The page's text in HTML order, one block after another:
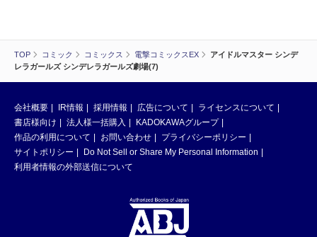
TOP コミック コミックス 電撃コミックスEX
アイドルマスター シンデ
レラガールズ シンデレラガールズ劇場(7)
会社概要 IR情報 採用情報 広告について
ライセンスについて
書店様向け
法人様一括購入
KADOKAWAグループ
作品の利用について
お問い合わせ
プライバシーポリシー
サイトポリシー
Do Not Sell or Share My Personal Information
利用者情報の外部送信について